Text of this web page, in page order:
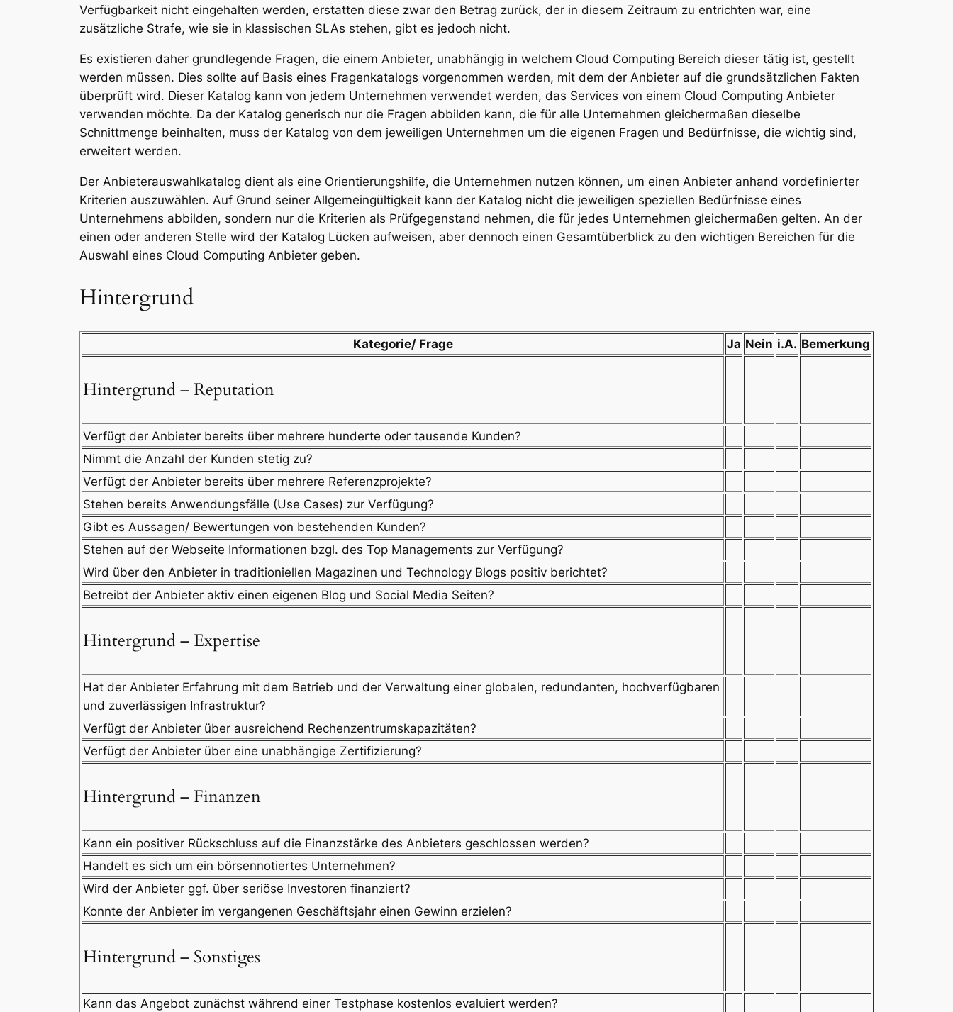
Verfügbarkeit nicht eingehalten werden, erstatten diese zwar den Betrag zurück, der in diesem Zeitraum zu entrichten war, eine
zusätzliche Strafe, wie sie in klassischen SLAs stehen, gibt es jedoch nicht.
Es existieren daher grundlegende Fragen, die einem Anbieter, unabhängig in welchem Cloud Computing Bereich dieser tätig ist, gestellt
werden müssen. Dies sollte auf Basis eines Fragenkatalogs vorgenommen werden, mit dem der Anbieter auf die grundsätzlichen Fakten
überprüft wird. Dieser Katalog kann von jedem Unternehmen verwendet werden, das Services von einem Cloud Computing Anbieter
verwenden möchte. Da der Katalog generisch nur die Fragen abbilden kann, die für alle Unternehmen gleichermaßen dieselbe
Schnittmenge beinhalten, muss der Katalog von dem jeweiligen Unternehmen um die eigenen Fragen und Bedürfnisse, die wichtig sind,
erweitert werden.
Der Anbieterauswahlkatalog dient als eine Orientierungshilfe, die Unternehmen nutzen können, um einen Anbieter anhand vordefinierter
Kriterien auszuwählen. Auf Grund seiner Allgemeingültigkeit kann der Katalog nicht die jeweiligen speziellen Bedürfnisse eines
Unternehmens abbilden, sondern nur die Kriterien als Prüfgegenstand nehmen, die für jedes Unternehmen gleichermaßen gelten. An der
einen oder anderen Stelle wird der Katalog Lücken aufweisen, aber dennoch einen Gesamtüberblick zu den wichtigen Bereichen für die
Auswahl eines Cloud Computing Anbieter geben.
Hintergrund
Kategorie/ Frage Ja Nein i.A. Bemerkung
Hintergrund – Reputation
Verfügt der Anbieter bereits über mehrere hunderte oder tausende Kunden?
Nimmt die Anzahl der Kunden stetig zu?
Verfügt der Anbieter bereits über mehrere Referenzprojekte?
Stehen bereits Anwendungsfälle (Use Cases) zur Verfügung?
Gibt es Aussagen/ Bewertungen von bestehenden Kunden?
Stehen auf der Webseite Informationen bzgl. des Top Managements zur Verfügung?
Wird über den Anbieter in traditioniellen Magazinen und Technology Blogs positiv berichtet?
Betreibt der Anbieter aktiv einen eigenen Blog und Social Media Seiten?
Hintergrund – Expertise
Hat der Anbieter Erfahrung mit dem Betrieb und der Verwaltung einer globalen, redundanten, hochverfügbaren
und zuverlässigen Infrastruktur?
Verfügt der Anbieter über ausreichend Rechenzentrumskapazitäten?
Verfügt der Anbieter über eine unabhängige Zertifizierung?
Hintergrund – Finanzen
Kann ein positiver Rückschluss auf die Finanzstärke des Anbieters geschlossen werden?
Handelt es sich um ein börsennotiertes Unternehmen?
Wird der Anbieter ggf. über seriöse Investoren finanziert?
Konnte der Anbieter im vergangenen Geschäftsjahr einen Gewinn erzielen?
Hintergrund – Sonstiges
Kann das Angebot zunächst während einer Testphase kostenlos evaluiert werden?